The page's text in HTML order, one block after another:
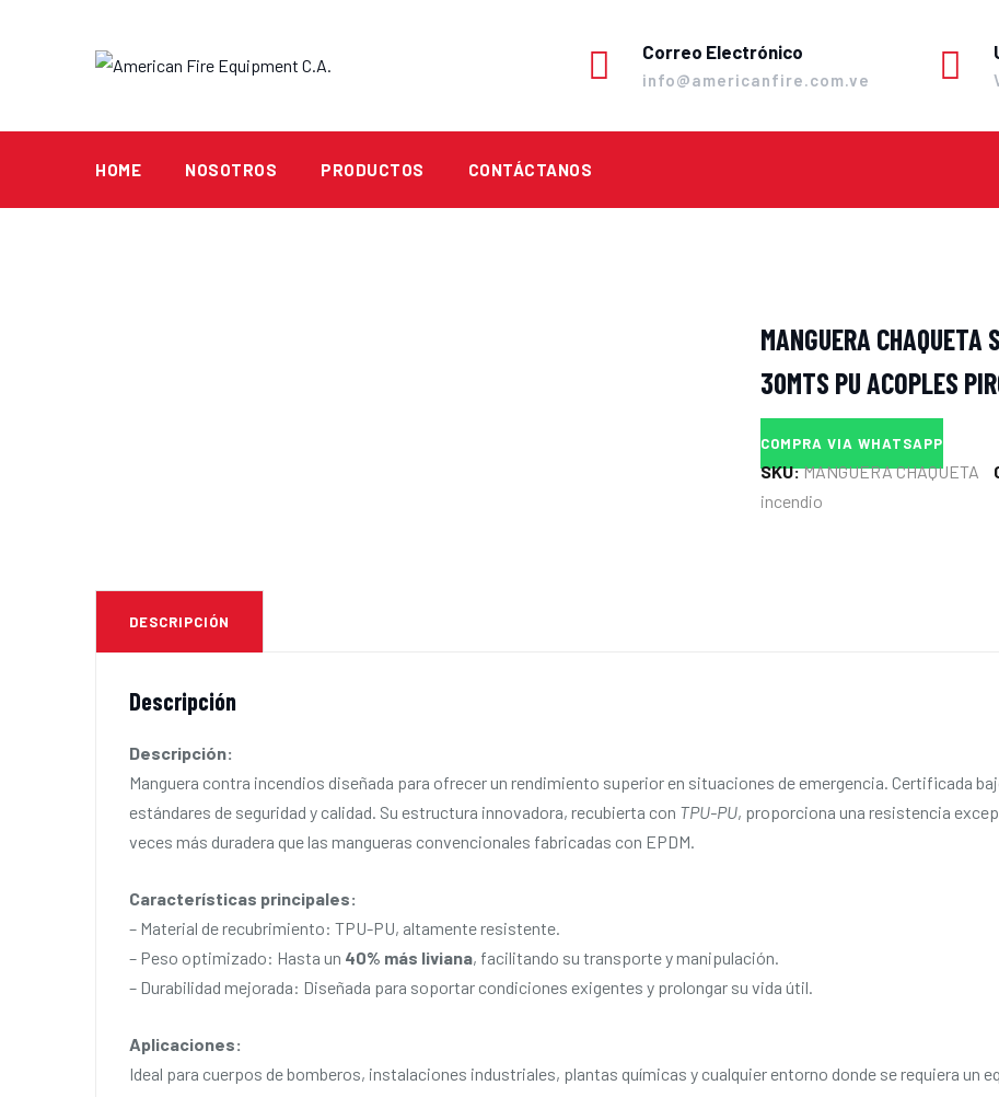
Correo Electrónico
info@americanfire.com.ve
HOME NOSOTROS PRODUCTOS CONTÁCTANOS
MANGUERA
30MTS PU ACOPLES
COMPRA VIA WHATSAPP
SKU:MANGUERA CHAQUETA
incendio
DESCRIPCIÓN
Descripción
Descripción:
Manguera contra incendios diseñada para ofrecer un rendimiento superior en situaciones de emergencia. Certificada
estándares de seguridad y calidad. Su estructura innovadora, recubierta con TPU-PU, proporciona una resistencia
veces más duradera que las mangueras convencionales fabricadas con EPDM.
Características principales:
– Material de recubrimiento: TPU-PU, altamente resistente.
– Peso optimizado: Hasta un 40% más liviana, facilitando su transporte y manipulación.
– Durabilidad mejorada: Diseñada para soportar condiciones exigentes y prolongar su vida útil.
Aplicaciones:
Ideal para cuerpos de bomberos, instalaciones industriales, plantas químicas y cualquier entorno donde se requiera un